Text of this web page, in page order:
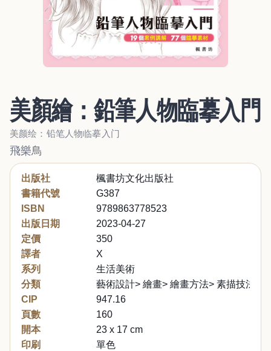
美顏繪：鉛筆人物臨摹入門
美颜绘：铅笔人物临摹入门
飛樂鳥
出版社
楓書坊文化出版社
書籍代號
G387
ISBN
9789863778523
出版日期
2023-04-27
定價
350
譯者
X
系列
生活美術
分類
藝術設計> 繪畫> 繪畫方法> 素描技法
CIP
947.16
頁數
160
開本
23 x 17 cm
印刷
單色